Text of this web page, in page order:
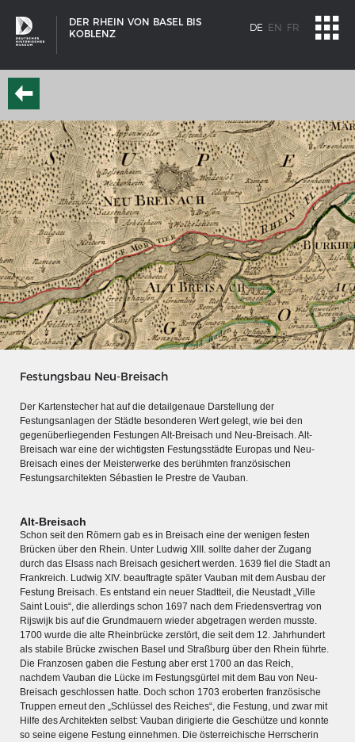
DER RHEIN VON BASEL BIS
KOBLENZ
DE EN FR
SCHIFFSTYPEN
Entwicklungen im europäischen Schiffbau
MERIANS DEUTSCHLAND 1642 - 1654
Interaktive Karte
Bildergalerie Topographia Germaniae
Impressum
Wissenswert
Festungsbau Neu-Breisach
Der Kartenstecher hat auf die detailgenaue Darstellung der
Festungsanlagen der Städte besonderen Wert gelegt, wie bei den
gegenüberliegenden Festungen Alt-Breisach und Neu-Breisach. Alt-
Breisach war eine der wichtigsten Festungsstädte Europas und Neu-
Breisach eines der Meisterwerke des berühmten französischen
Festungsarchitekten Sébastien le Prestre de Vauban.
Alt-Breisach
Schon seit den Römern gab es in Breisach eine der wenigen festen
Brücken über den Rhein. Unter Ludwig XIII. sollte daher der Zugang
durch das Elsass nach Breisach gesichert werden. 1639 fiel die Stadt an
Frankreich. Ludwig XIV. beauftragte später Vauban mit dem Ausbau der
Festung Breisach. Es entstand ein neuer Stadtteil, die Neustadt „Ville
Saint Louis“, die allerdings schon 1697 nach dem Friedensvertrag von
Rijswijk bis auf die Grundmauern wieder abgetragen werden musste.
1700 wurde die alte Rheinbrücke zerstört, die seit dem 12. Jahrhundert
als stabile Brücke zwischen Basel und Straßburg über den Rhein führte.
Die Franzosen gaben die Festung aber erst 1700 an das Reich,
nachdem Vauban die Lücke im Festungsgürtel mit dem Bau von Neu-
Breisach geschlossen hatte. Doch schon 1703 eroberten französische
Truppen erneut den „Schlüssel des Reiches“, die Festung, und zwar mit
Hilfe des Architekten selbst: Vauban dirigierte die Geschütze und konnte
so seine eigene Festung einnehmen. Die österreichische Herrscherin